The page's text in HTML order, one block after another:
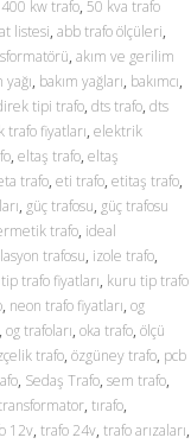
400 kw trafo, 50 kva trafo
listesi, abb trafo ölçüleri,
, akım ve gerilim
yağı, bakım yağları, bakımcı,
tipi trafo, dts trafo, dts
trafo fiyatları, elektrik
, eltaş trafo, eltaş
trafo, eti trafo, etitaş trafo,
, güç trafosu, güç trafosu
trafo, ideal
trafosu, izole trafo,
trafo fiyatları, kuru tip trafo
, neon trafo fiyatları, og
, og trafoları, oka trafo, ölçü
trafo, özgüney trafo, pcb
, Sedaş Trafo, sem trafo,
, tırafo,
12v, trafo 24v, trafo arızaları,